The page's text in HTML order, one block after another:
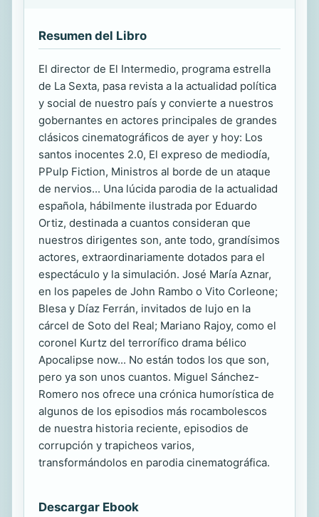
Resumen del Libro
El director de El Intermedio, programa estrella
de La Sexta, pasa revista a la actualidad política
y social de nuestro país y convierte a nuestros
gobernantes en actores principales de grandes
clásicos cinematográficos de ayer y hoy: Los
santos inocentes 2.0, El expreso de mediodía,
PPulp Fiction, Ministros al borde de un ataque
de nervios... Una lúcida parodia de la actualidad
española, hábilmente ilustrada por Eduardo
Ortiz, destinada a cuantos consideran que
nuestros dirigentes son, ante todo, grandísimos
actores, extraordinariamente dotados para el
espectáculo y la simulación. José María Aznar,
en los papeles de John Rambo o Vito Corleone;
Blesa y Díaz Ferrán, invitados de lujo en la
cárcel de Soto del Real; Mariano Rajoy, como el
coronel Kurtz del terrorífico drama bélico
Apocalipse now... No están todos los que son,
pero ya son unos cuantos. Miguel Sánchez-
Romero nos ofrece una crónica humorística de
algunos de los episodios más rocambolescos
de nuestra historia reciente, episodios de
corrupción y trapicheos varios,
transformándolos en parodia cinematográfica.
Descargar Ebook